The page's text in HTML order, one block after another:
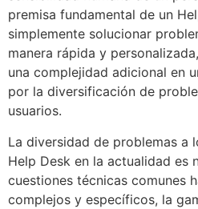
premisa fundamental de un
simplemente solucionar
manera rápida y
una complejidad adicional en
por la diversificación de
usuarios.
La diversidad de problemas a
Help Desk en la actualidad es
cuestiones técnicas comunes
complejos y específicos, la